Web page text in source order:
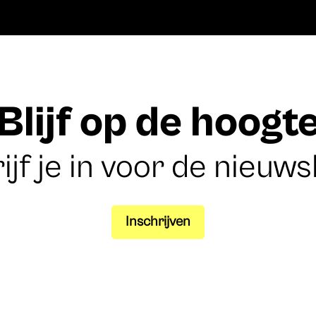
op de
je in voor de
Inschrijven